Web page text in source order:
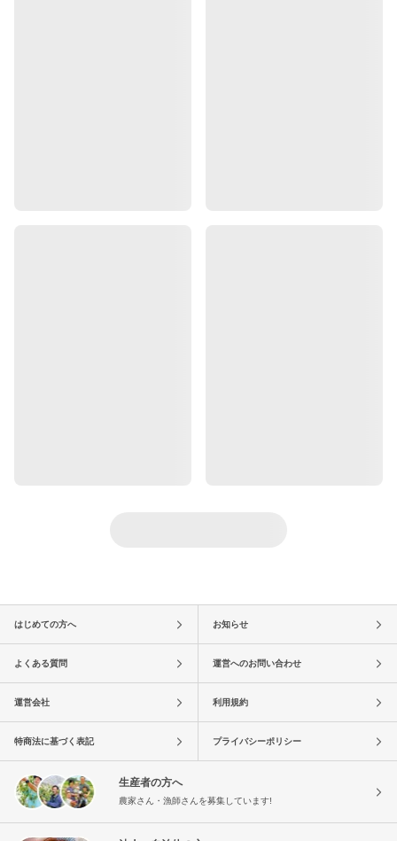
はじめての方へ お知らせ
よくある質問 運営へのお問い合わせ
運営会社 利用規約
特商法に基づく表記 プライバシーポリシー
生産者の方へ
農家さん・漁師さんを募集しています!